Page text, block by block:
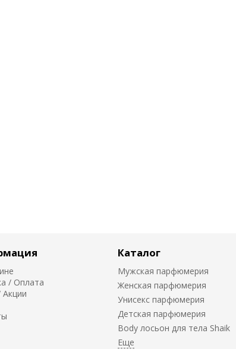
/ Оплата
Акции
Каталог
Мужская парфюмерия
Женская парфюмерия
Унисекс парфюмерия
Детская парфюмерия
Body лосьон для тела Shaik